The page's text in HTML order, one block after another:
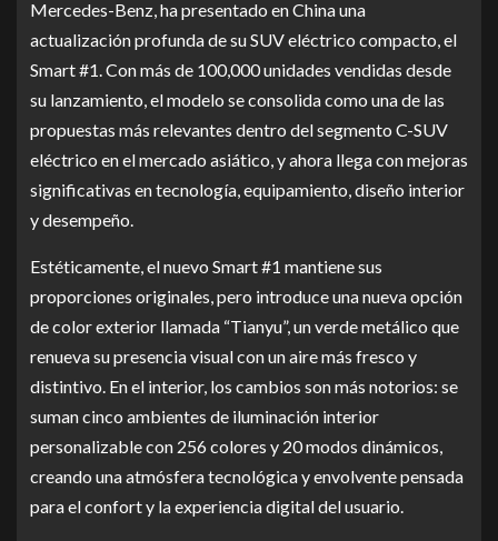
Mercedes-Benz, ha presentado en China una
actualización profunda de su SUV eléctrico compacto, el
Smart #1. Con más de 100,000 unidades vendidas desde
su lanzamiento, el modelo se consolida como una de las
propuestas más relevantes dentro del segmento C-SUV
eléctrico en el mercado asiático, y ahora llega con mejoras
significativas en tecnología, equipamiento, diseño interior
y desempeño.
Estéticamente, el nuevo Smart #1 mantiene sus
proporciones originales, pero introduce una nueva opción
de color exterior llamada “Tianyu”, un verde metálico que
renueva su presencia visual con un aire más fresco y
distintivo. En el interior, los cambios son más notorios: se
suman cinco ambientes de iluminación interior
personalizable con 256 colores y 20 modos dinámicos,
creando una atmósfera tecnológica y envolvente pensada
para el confort y la experiencia digital del usuario.